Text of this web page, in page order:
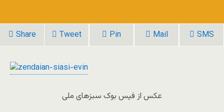
Share Tweet Pin Mail SMS
عکس از فيس بوک سبزهای ملی